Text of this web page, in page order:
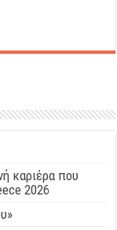
καριέρα που
2026